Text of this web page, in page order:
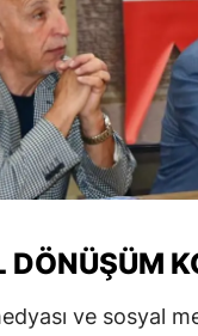
DÖNÜŞÜM
ve sosyal